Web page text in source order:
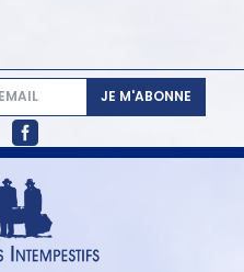
JE M'ABONNE